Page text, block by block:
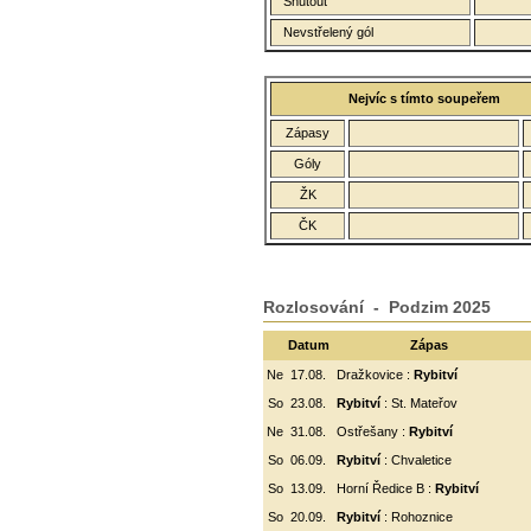
Nevstřelený gól
Nejvíc s tímto soupeřem
Zápasy
Góly
ŽK
ČK
Rozlosování - Podzim 2025
Datum Zápas
Ne 17.08. Dražkovice : Rybitví
So 23.08. Rybitví: St. Mateřov
Ne 31.08. Ostřešany : Rybitví
So 06.09. Rybitví : Chvaletice
So
13.09. Horní Ředice B : Rybitví
So 20.09. Rybitví : Rohoznice